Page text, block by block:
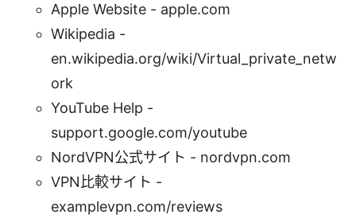
Apple Website - apple.com
Wikipedia -
en.wikipedia.org/wiki/Virtual_private_netw
ork
YouTube Help -
support.google.com/youtube
NordVPN公式サイト - nordvpn.com
VPN比較サイト -
examplevpn.com/reviews